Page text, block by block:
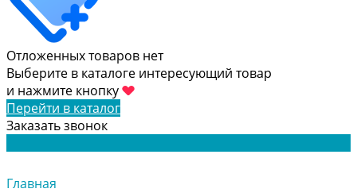
Отложенных товаров нет
Выберите в каталоге интересующий товар
и нажмите кнопку
Перейти в каталог
Заказать звонок
Главная